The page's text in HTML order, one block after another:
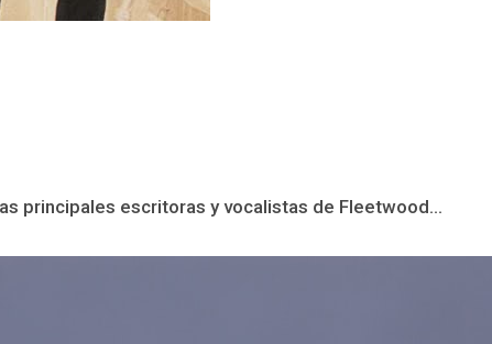
principales escritoras y vocalistas de Fleetwood...